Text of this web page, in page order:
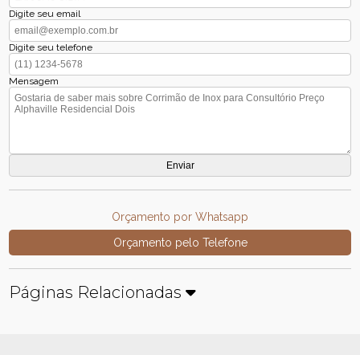
Digite seu email
Digite seu telefone
Mensagem
Orçamento por Whatsapp
Orçamento pelo Telefone
Páginas Relacionadas